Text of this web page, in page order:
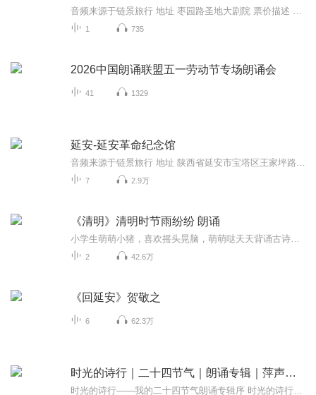
1 735
2026中国朗诵联盟五一劳动节专场朗诵会
41 1329
延安-延安革命纪念馆
7 2.9万
《清明》清明时节雨纷纷 朗诵
2 42.6万
《回延安》贺敬之
6 62.3万
时光的诗行｜二十四节气｜朗诵专辑｜萍声慢语朗诵